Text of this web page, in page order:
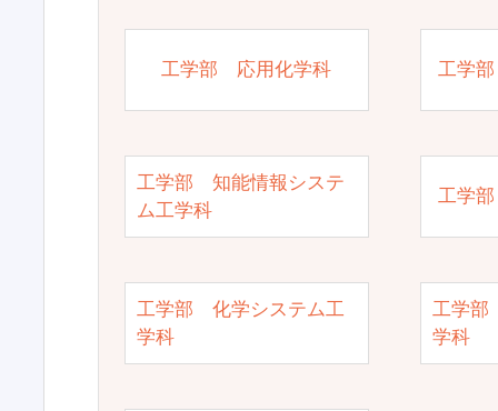
工学部 応用化学科 工学
工学部 知能情報システ
ム工学科
工学
工学部 化学システム工
学科
工学部
学科